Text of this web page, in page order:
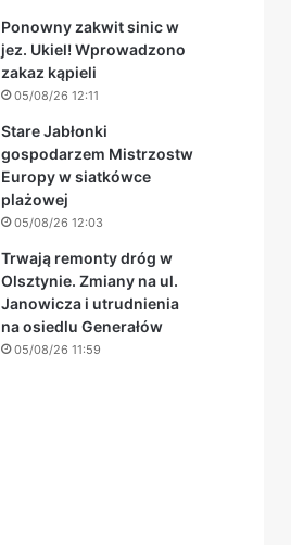
Ponowny zakwit sinic w
jez. Ukiel! Wprowadzono
zakaz kąpieli
05/08/26 12:11
Stare Jabłonki
gospodarzem Mistrzostw
Europy w siatkówce
plażowej
05/08/26 12:03
Trwają remonty dróg w
Olsztynie. Zmiany na ul.
Janowicza i utrudnienia
na osiedlu Generałów
05/08/26 11:59